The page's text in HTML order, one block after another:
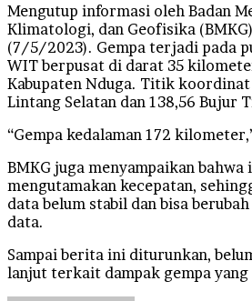
Mengutup informasi oleh Badan
Klimatologi, dan Geofisika
(7/5/2023). Gempa terjadi pada
WIT berpusat di darat 35
Kabupaten Nduga. Titik
Lintang Selatan dan 138,56 Bujur
“Gempa kedalaman 172
BMKG juga menyampaikan
mengutamakan kecepatan,
data belum stabil dan bisa
data.
Sampai berita ini diturunkan,
lanjut terkait dampak gempa